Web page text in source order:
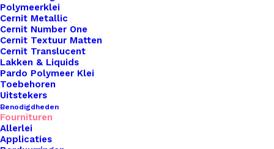
Polymeerklei
Cernit Metallic
Cernit Number One
Cernit Textuur Matten
Cernit Translucent
Lakken & Liquids
Pardo Polymeer Klei
Toebehoren
Uitstekers
Benodigdheden
Fournituren
Allerlei
Applicaties